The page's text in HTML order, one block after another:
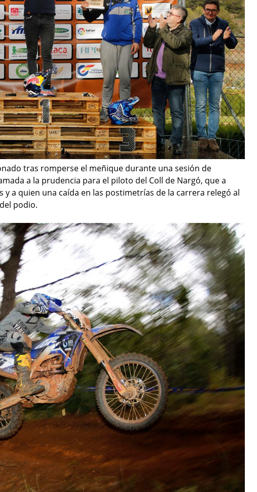
tras romperse el meñique durante una sesión de
a la prudencia para el piloto del Coll de Nargó, que a
y a quien una caída en las postimetrías de la carrera relegó al
podio.